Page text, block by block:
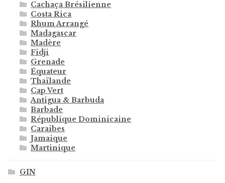
Cachaça Brésilienne
Costa Rica
Rhum Arrangé
Madagascar
Madère
Fidji
Grenade
Équateur
Thaïlande
Cap Vert
Antigua & Barbuda
Barbade
République Dominicaine
Caraibes
Jamaique
Martinique
GIN